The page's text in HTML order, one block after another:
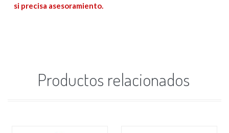
si precisa asesoramiento.
Productos relacionados